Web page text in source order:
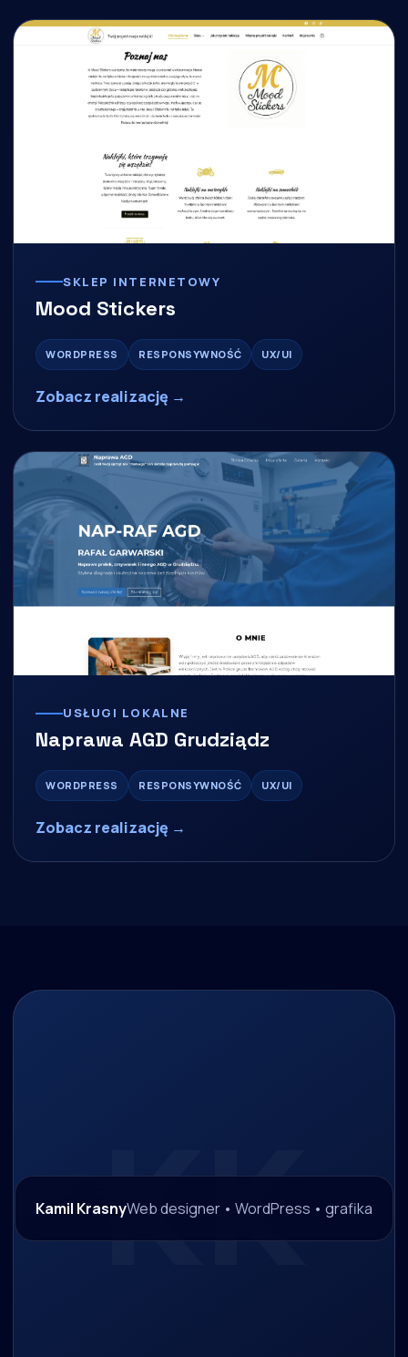
SKLEP INTERNETOWY
Mood Stickers
WORDPRESS RESPONSYWNOŚĆ UX/UI
Zobacz realizację →
USŁUGI LOKALNE
Naprawa AGD Grudziądz
WORDPRESS RESPONSYWNOŚĆ UX/UI
Zobacz realizację →
Kamil KrasnyWeb designer • WordPress • grafika